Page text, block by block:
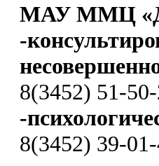
МАУ ММЦ
-
8(3452) 51-
-
8(3452) 39-